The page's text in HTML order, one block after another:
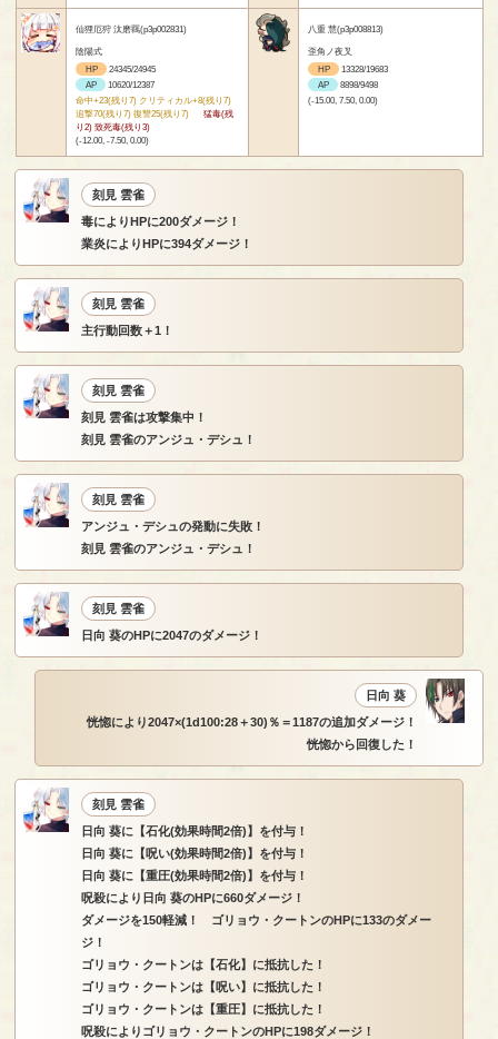
仙狸厄狩 汰磨羈(p3p002831)
陰陽式
HP
24345/24945
AP
10620/12387
命中+23(残り7) クリティカル+8(残り7)
追撃70(残り7) 復讐25(残り7)
猛毒(残
り2) 致死毒(残り3)
(-12.00, -7.50, 0.00)
八重 慧(p3p008813)
歪角ノ夜叉
HP
13328/19683
AP
8898/9498
(-15.00, 7.50, 0.00)
刻見 雲雀
毒によりHPに200ダメージ！
業炎によりHPに394ダメージ！
刻見 雲雀
主行動回数＋1！
刻見 雲雀
刻見 雲雀は攻撃集中！
刻見 雲雀のアンジュ・デシュ！
刻見 雲雀
アンジュ・デシュの発動に失敗！
刻見 雲雀のアンジュ・デシュ！
刻見 雲雀
日向 葵のHPに2047のダメージ！
日向 葵
恍惚により2047×(1d100:28＋30)％＝1187の追加ダメージ！
恍惚から回復した！
刻見 雲雀
日向 葵に【石化(効果時間2倍)】を付与！
日向 葵に【呪い(効果時間2倍)】を付与！
日向 葵に【重圧(効果時間2倍)】を付与！
呪殺により日向 葵のHPに660ダメージ！
ダメージを150軽減！ ゴリョウ・クートンのHPに133のダメー
ジ！
ゴリョウ・クートンは【石化】に抵抗した！
ゴリョウ・クートンは【呪い】に抵抗した！
ゴリョウ・クートンは【重圧】に抵抗した！
呪殺によりゴリョウ・クートンのHPに198ダメージ！